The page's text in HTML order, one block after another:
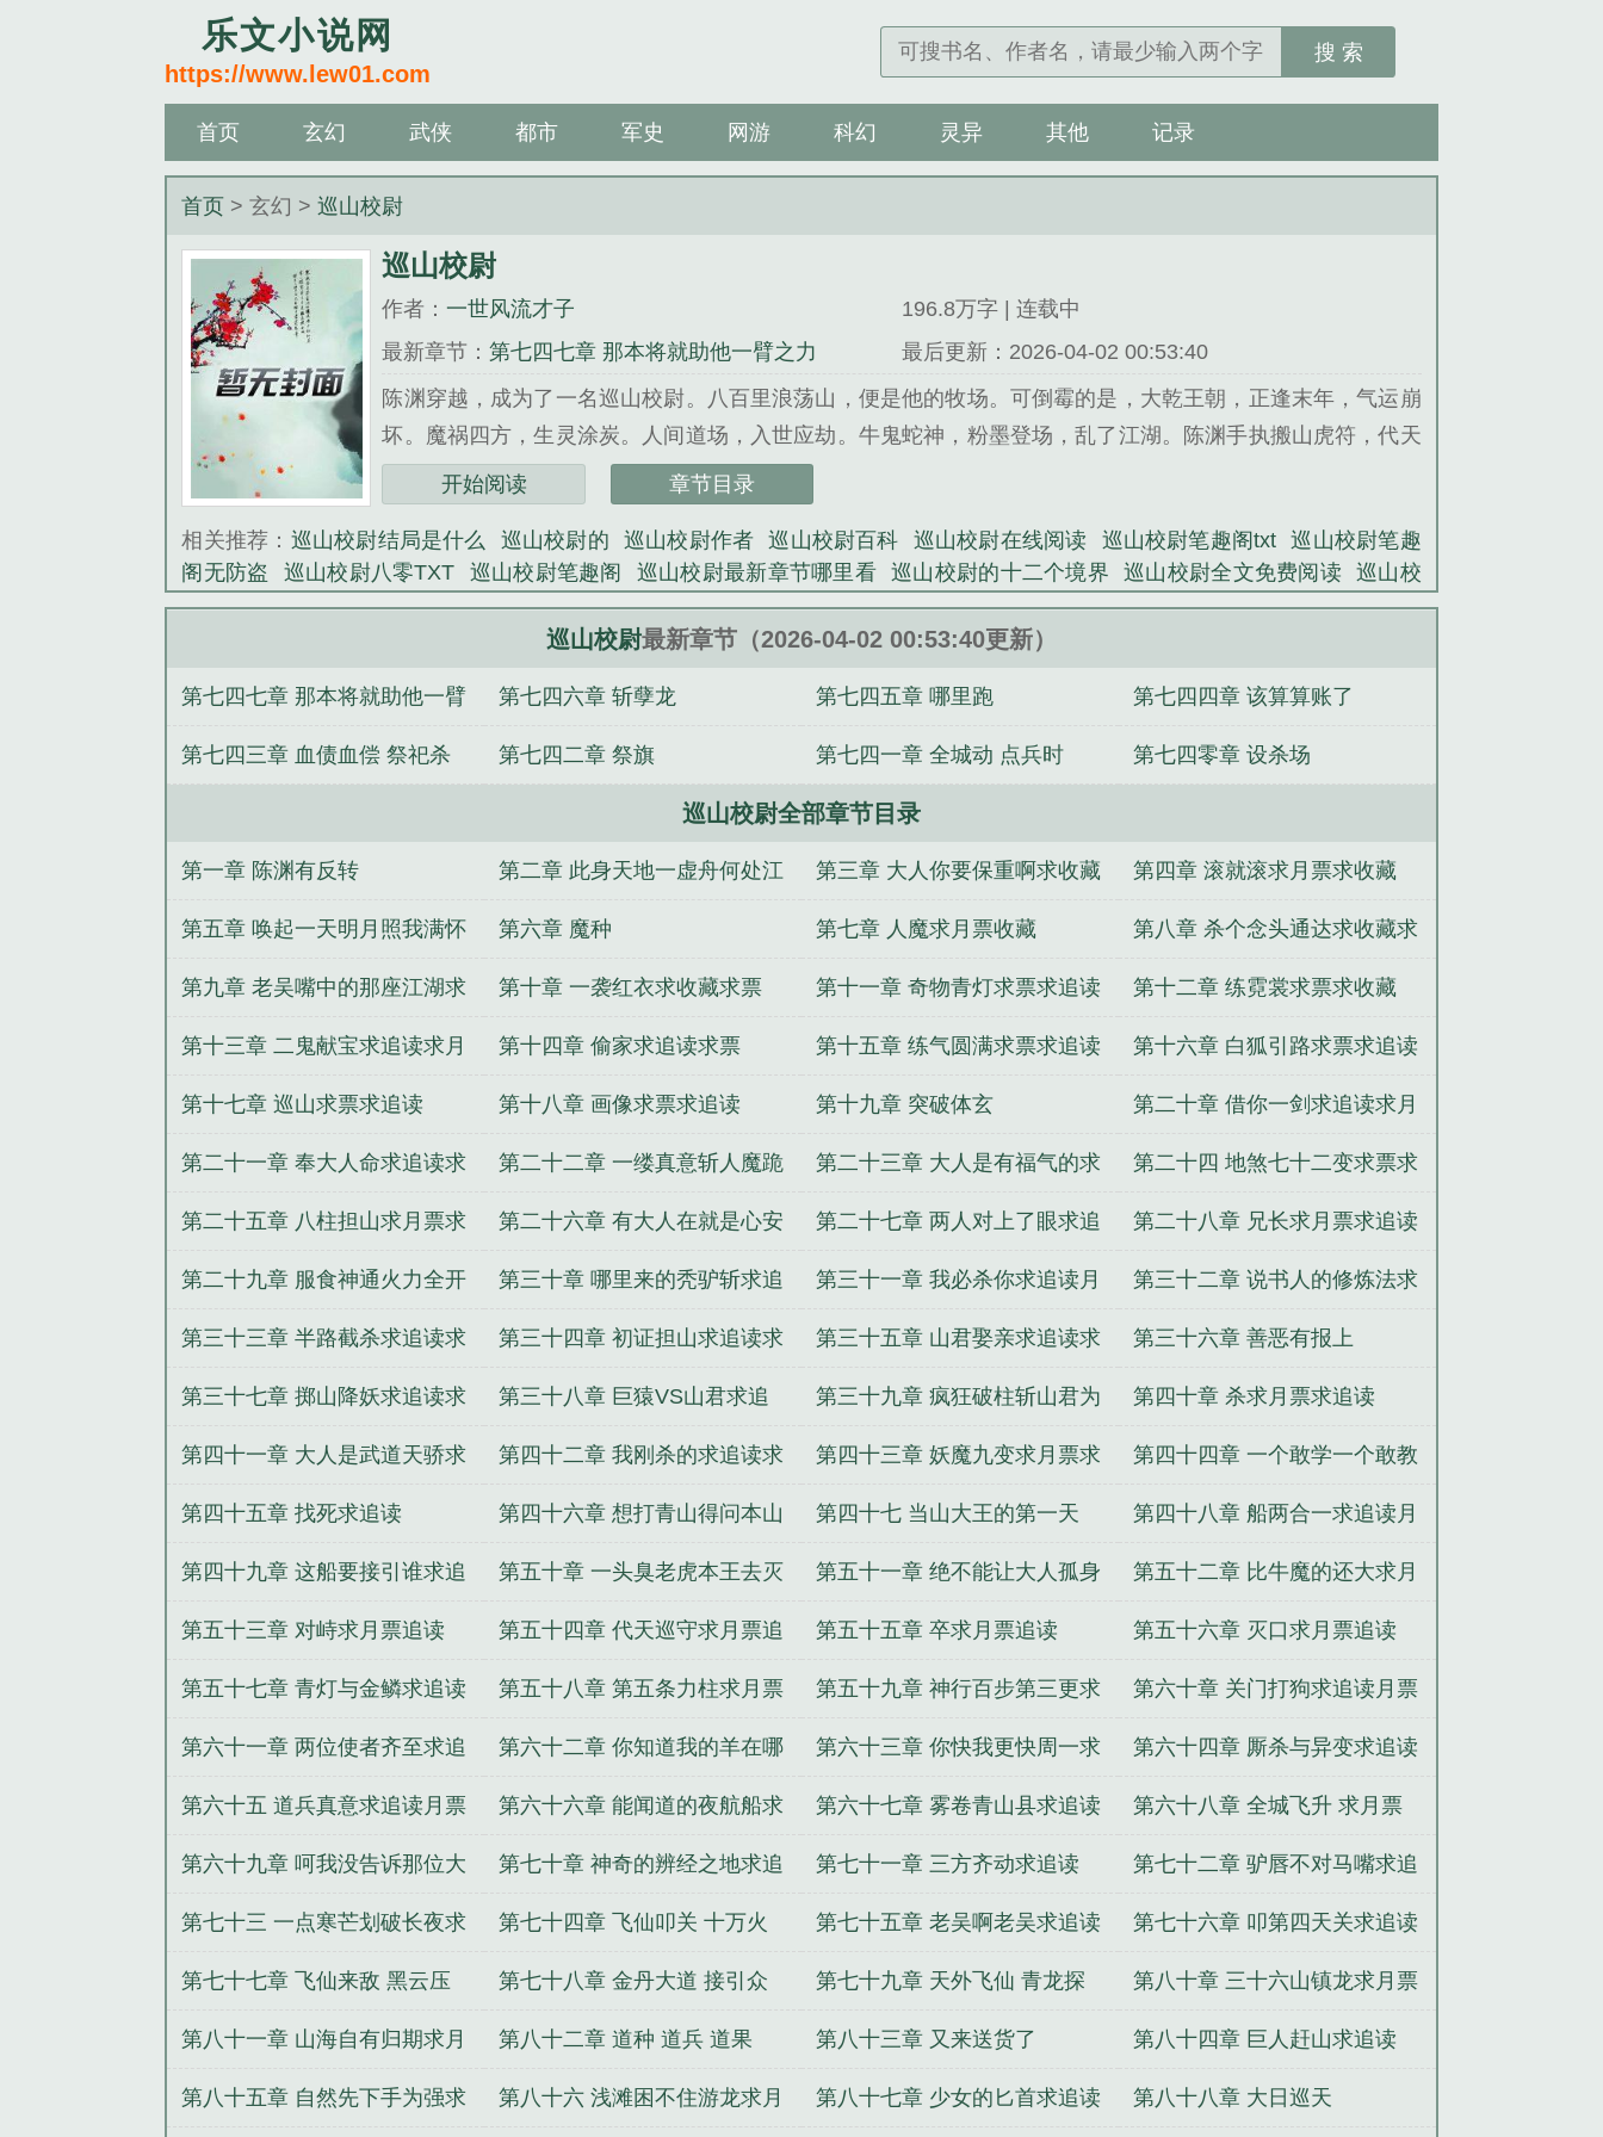
乐文小说网
https://www.lew01.com
搜 索
首页 玄幻 武侠 都市 军史 网游 科幻 灵异 其他 记录
首页 > 玄幻 >巡山校尉
巡山校尉
作者：一世风流才子
196.8万字 | 连载中
最新章节：第七四七章 那本将就助他一臂之力
最后更新：2026-04-02 00:53:40
陈渊穿越，成为了一名巡山校尉。八百里浪荡山，便是他的牧场。可倒霉的是，大乾王朝，正逢末年，气运崩
坏。魔祸四方，生灵涂炭。人间道场，入世应劫。牛鬼蛇神，粉墨登场，乱了江湖。陈渊手执搬山虎符，代天
巡守，伐山破庙。八百里浪荡山，妖魔不得现！...
《巡山校尉》是一世风流才子精心创作的玄幻类小说。
开始阅读 章节目录
相关推荐： 巡山校尉结局是什么 巡山校尉的 巡山校尉作者 巡山校尉百科 巡山校尉在线阅读 巡山校尉笔趣阁txt
巡山校尉笔趣
阁无防盗
巡山校尉八零TXT 巡山校尉笔趣阁 巡山校尉最新章节哪里看 巡山校尉的十二个境界 巡山校尉全文免费阅读
巡山校
尉TXT奇书网免费 巡山校尉纯阅读模式 巡山校尉起点中文网 巡山校尉等级划分 巡山校尉百度百科 巡山校尉陈渊笔趣阁 巡山
巡山校尉好看吗 巡山的意思是什么 巡山校尉TXT八零 巡山校尉一世风流笔趣阁
校尉等级划分与划分详解 巡山校尉百度 巡山校尉作品 巡山校尉一世风流才子笔趣阁 巡山校尉无错 巡山校尉全文TXT
子
巡山校尉笔趣阁免费阅读 巡山校尉txt八零电子书 巡山校尉全本TXT 巡山校尉境界 巡山校尉笔趣阁最新
巡山校尉在线阅读
巡山校尉电子书TXT免费 巡山校尉免费阅读
巡山校尉笔趣阁无错版 巡山校尉无防盗最新章节更新
全文阅读笔趣阁 巡山校尉境界划分 快穿种田：我是剧情补丁 七零宠婚，嫁给第一硬汉 七十二蛊我在千年苗寨风生水起 高风险
我的金手指 规则类怪谈：4016 女主本就是我的，截胡系统什么鬼 修仙：开局从药童开始 汉王朱高煦家的鼍龙王 综影视之女配
颜：陪嫁丫鬟 官场政道
巡山校尉最新章节（2026-04-02 00:53:40更新）
第七四七章 那本将就助他一臂
之力
第七四六章 斩孽龙 第七四五章 哪里跑 第七四四章 该算算账了
第七四三章 血债血偿 祭祀杀 第七四二章 祭旗 第七四一章 全城动 点兵时 第七四零章 设杀场
巡山校尉全部章节目录
第一章 陈渊有反转 第二章 此身天地一虚舟何处江
山不自由求收藏
第三章 大人你要保重啊求收藏
求月票
第四章 滚就滚求月票求收藏
第五章 唤起一天明月照我满怀
冰雪求打赏月票
第六章 魔种 第七章 人魔求月票收藏 第八章 杀个念头通达求收藏求
追读
第九章 老吴嘴中的那座江湖求
收藏求追读
第十章 一袭红衣求收藏求票 第十一章 奇物青灯求票求追读 第十二章 练霓裳求票求收藏
第十三章 二鬼献宝求追读求月
票
第十四章 偷家求追读求票 第十五章 练气圆满求票求追读 第十六章 白狐引路求票求追读
第十七章 巡山求票求追读 第十八章 画像求票求追读 第十九章 突破体玄 第二十章 借你一剑求追读求月
票
第二十一章 奉大人命求追读求
票
第二十二章 一缕真意斩人魔跪
求追读
第二十三章 大人是有福气的求
追读月票
第二十四 地煞七十二变求票求
追读
第二十五章 八柱担山求月票求
追读
第二十六章 有大人在就是心安
求月票追读
第二十七章 两人对上了眼求追
读
第二十八章 兄长求月票求追读
第二十九章 服食神通火力全开
求追读月票
第三十章 哪里来的秃驴斩求追
读月票
第三十一章 我必杀你求追读月
票
第三十二章 说书人的修炼法求
追读求票
第三十三章 半路截杀求追读求
票
第三十四章 初证担山求追读求
月票
第三十五章 山君娶亲求追读求
票
第三十六章 善恶有报上
第三十七章 掷山降妖求追读求
月票
第三十八章 巨猿VS山君求追
读求月票
第三十九章 疯狂破柱斩山君为
高考学子加油
第四十章 杀求月票求追读
第四十一章 大人是武道天骄求
追读月票
第四十二章 我刚杀的求追读求
月票
第四十三章 妖魔九变求月票求
追读
第四十四章 一个敢学一个敢教
求月票求追读
第四十五章 找死求追读 第四十六章 想打青山得问本山
君同不同意求追读求月票
第四十七 当山大王的第一天 第四十八章 船两合一求追读月
票
第四十九章 这船要接引谁求追
读
第五十章 一头臭老虎本王去灭
了他求追读求月票
第五十一章 绝不能让大人孤身
一人求追读
第五十二章 比牛魔的还大求月
票追读
第五十三章 对峙求月票追读 第五十四章 代天巡守求月票追
读
第五十五章 卒求月票追读 第五十六章 灭口求月票追读
第五十七章 青灯与金鳞求追读
月票
第五十八章 第五条力柱求月票
追读
第五十九章 神行百步第三更求
月票追读
第六十章 关门打狗求追读月票
第六十一章 两位使者齐至求追
读
第六十二章 你知道我的羊在哪
吗第三更求追读
第六十三章 你快我更快周一求
追读
第六十四章 厮杀与异变求追读
第六十五 道兵真意求追读月票 第六十六章 能闻道的夜航船求
追读月票
第六十七章 雾卷青山县求追读
月票
第六十八章 全城飞升 求月票
第六十九章 呵我没告诉那位大
人此船有变
第七十章 神奇的辨经之地求追
读
第七十一章 三方齐动求追读 第七十二章 驴唇不对马嘴求追
读
第七十三 一点寒芒划破长夜求
追读
第七十四章 飞仙叩关 十万火
急求追读
第七十五章 老吴啊老吴求追读 第七十六章 叩第四天关求追读
求月票
第七十七章 飞仙来敌 黑云压
城求追读
第七十八章 金丹大道 接引众
人求追读月票
第七十九章 天外飞仙 青龙探
头第三更求追读
第八十章 三十六山镇龙求月票
第八十一章 山海自有归期求月
票
第八十二章 道种 道兵 道果 第八十三章 又来送货了 第八十四章 巨人赶山求追读
第八十五章 自然先下手为强求 第八十六 浅滩困不住游龙求月 第八十七章 少女的匕首求追读 第八十八章 大日巡天